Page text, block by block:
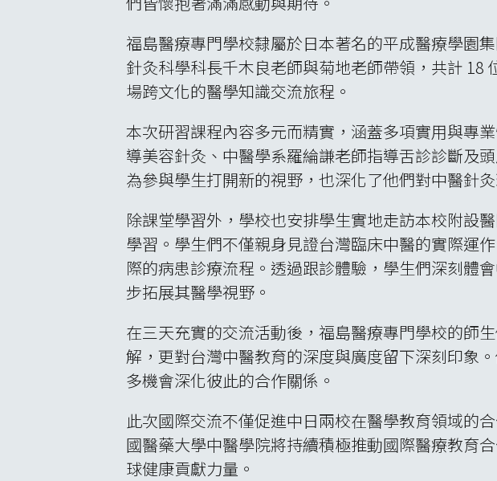
福島醫療專門學校隸屬於日本著名的平成醫療學園
針灸科學科長千木良老師與菊地老師帶領，共計
場跨文化的醫學知識交流旅程。
本次研習課程內容多元而精實，涵蓋多項實用與專
導美容針灸、中醫學系羅綸謙老師指導舌診診斷及
為參與學生打開新的視野，也深化了他們對中醫針
除課堂學習外，學校也安排學生實地走訪本校附設
學習。學生們不僅親身見證台灣臨床中醫的實際運
際的病患診療流程。透過跟診體驗，學生們深刻體
步拓展其醫學視野。
在三天充實的交流活動後，福島醫療專門學校的師
解，更對台灣中醫教育的深度與廣度留下深刻印象
多機會深化彼此的合作關係。
此次國際交流不僅促進中日兩校在醫學教育領域的
國醫藥大學中醫學院將持續積極推動國際醫療教育
球健康貢獻力量。